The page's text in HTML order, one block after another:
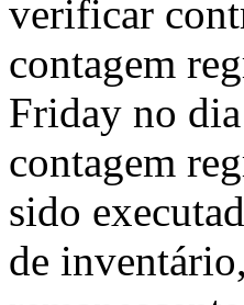
verificar
contagem
Friday no
contagem
sido
de